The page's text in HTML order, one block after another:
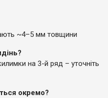
~4–5 мм товщини
на 3-й ряд – уточніть
окремо?